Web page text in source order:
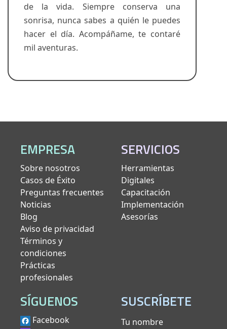
de la vida. Siempre conserva una
sonrisa, nunca sabes a quién le puedes
hacer el día. Acompáñame, te contaré
mil aventuras.
EMPRESA
Sobre nosotros
Casos de Éxito
Preguntas frecuentes
Noticias
Blog
Aviso de privacidad
Términos y
condiciones
Prácticas
profesionales
SERVICIOS
Herramientas
Digitales
Capacitación
Implementación
Asesorías
SÍGUENOS
Facebook
SUSCRÍBETE
Tu nombre